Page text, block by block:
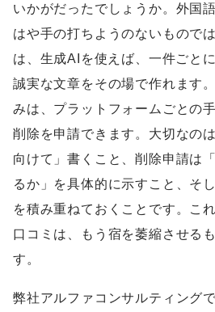
いかがだったでしょうか。外国
はや手の打ちようのないもので
は、生成AIを使えば、一件ごと
誠実な文章をその場で作れます
みは、プラットフォームごとの
削除を申請できます。大切なの
向けて」書くこと、削除申請は
るか」を具体的に示すこと、そ
を積み重ねておくことです。こ
口コミは、もう宿を萎縮させる
す。
弊社アルファコンサルティング